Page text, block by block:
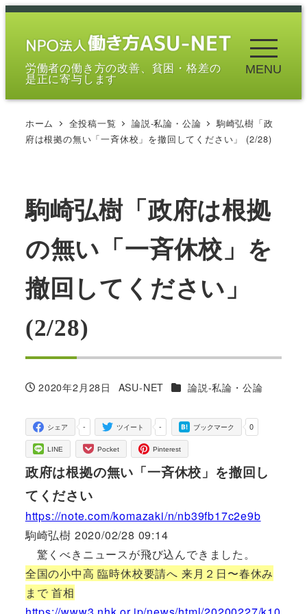
メ
労働者の働き方の改善、貧困・格差の
是正に寄与します
MENU
ホーム 全投稿一覧 論説-私論・公論
駒崎弘樹「政
府は根拠の無い「一斉休校」を撤回してください」 (2/28)
駒崎弘樹「政府は根拠
の無い「一斉休校」を
撤回してください」
(2/28)
投稿日
2020年2月28日
著
ASU-NET カテゴリー
論説-私論・公論
-
シェア -
ツイート 0
ブックマーク
LINE Pocket Pinterest
政府は根拠の無い「一斉休校」を撤回し
てください
https://note.com/komazaki/n/nb39fb17c2e9b
駒崎弘樹 2020/02/28 09:14
驚くべきニュースが飛び込んできました。
全国の小中高 臨時休校要請へ 来月２日〜春休み
まで 首相